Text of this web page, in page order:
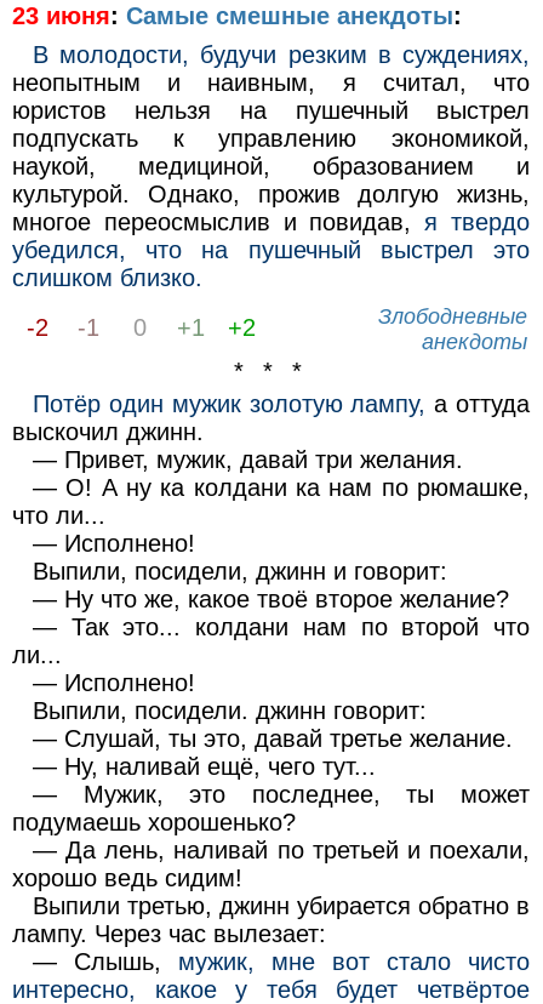
23 июня: Самые смешные анекдоты:
В молодости, будучи резким в суждениях,
неопытным и наивным, я считал, что
юристов нельзя на пушечный выстрел
подпускать к управлению экономикой,
наукой, медициной, образованием и
культурой. Однако, прожив долгую жизнь,
многое переосмыслив и повидав, я твердо
убедился, что на пушечный выстрел это
слишком близко.
-2
-1 0 +1 +2
Злободневные
анекдоты
* * *
Потёр один мужик золотую лампу, а оттуда
выскочил джинн.
— Привет, мужик, давай три желания.
— О! А ну ка колдани ка нам по рюмашке,
что ли...
— Исполнено!
Выпили, посидели, джинн и говорит:
— Ну что же, какое твоё второе желание?
— Так это... колдани нам по второй что
ли...
— Исполнено!
Выпили, посидели. джинн говорит:
— Слушай, ты это, давай третье желание.
— Ну, наливай ещё, чего тут...
— Мужик, это последнее, ты может
подумаешь хорошенько?
— Да лень, наливай по третьей и поехали,
хорошо ведь сидим!
Выпили третью, джинн убирается обратно в
лампу. Через час вылезает:
— Слышь, мужик, мне вот стало чисто
интересно, какое у тебя будет четвёртое